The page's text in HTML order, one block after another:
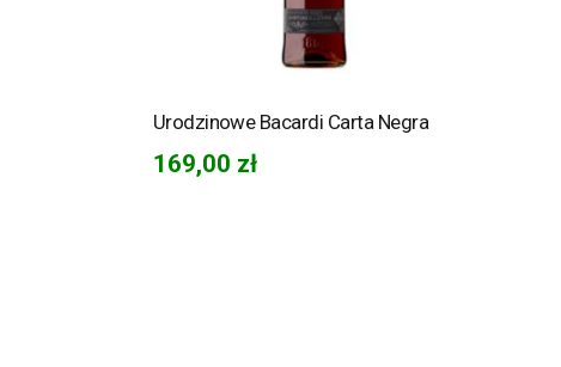
Urodzinowe Bacardi Carta Negra
169,00 zł